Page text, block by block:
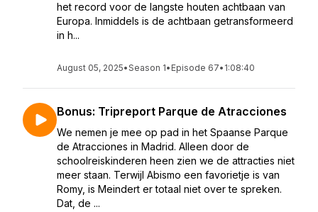
het record voor de langste houten achtbaan van
Europa. Inmiddels is de achtbaan getransformeerd
in h...
August 05, 2025•Season 1• Episode 67• 1:08:40
Bonus: Tripreport Parque de Atracciones
We nemen je mee op pad in het Spaanse Parque
de Atracciones in Madrid. Alleen door de
schoolreiskinderen heen zien we de attracties niet
meer staan. Terwijl Abismo een favorietje is van
Romy, is Meindert er totaal niet over te spreken.
Dat, de ...